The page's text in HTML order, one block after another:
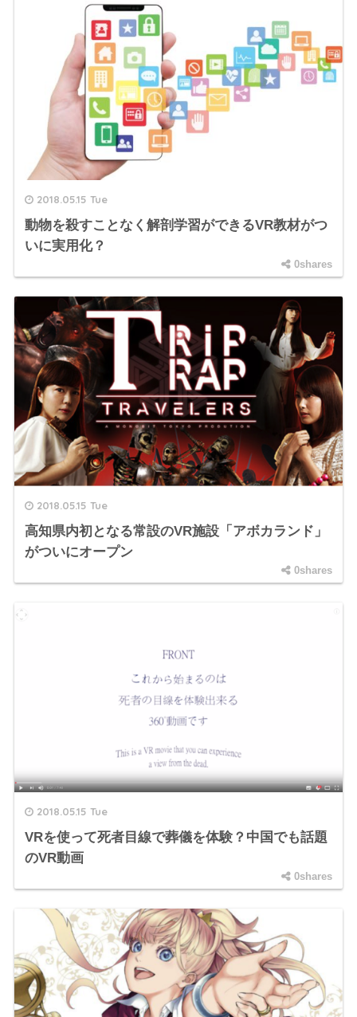
2018.05.15 Tue
動物を殺すことなく解剖学習ができるVR教材がつ
いに実用化？
0shares
2018.05.15 Tue
高知県内初となる常設のVR施設「アボカランド」
がついにオープン
0shares
2018.05.15 Tue
VRを使って死者目線で葬儀を体験？中国でも話題
のVR動画
0shares